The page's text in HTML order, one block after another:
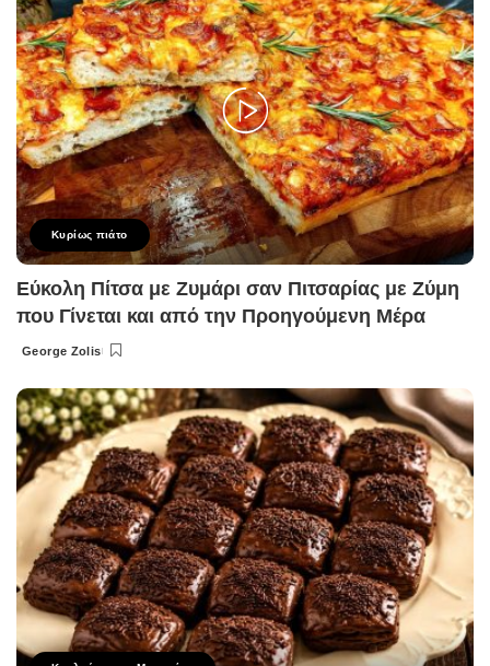
Κυρίως πιάτο
Εύκολη Πίτσα με Ζυμάρι σαν Πιτσαρίας με Ζύμη
που Γίνεται και από την Προηγούμενη Μέρα
Posted
George Zolis